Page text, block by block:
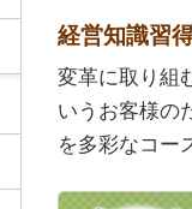
経営知識習
変革に取り組
いうお客様の
を多彩なコー